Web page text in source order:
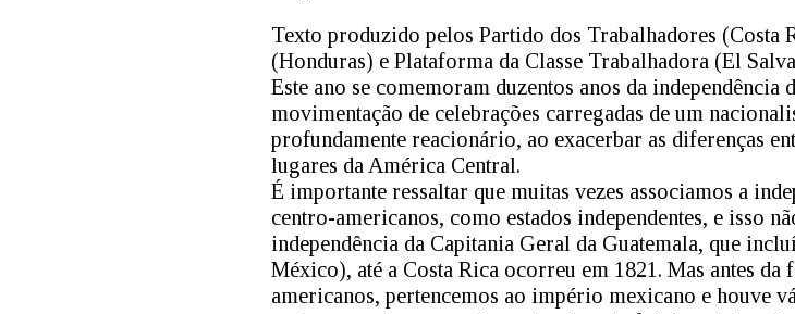
Texto produzido pelos Partido dos Trabalhadores (Costa
(Honduras) e Plataforma da Classe Trabalhadora (El
Este ano se comemoram duzentos anos da
movimentação de celebrações carregadas de um
profundamente reacionário, ao exacerbar as diferenças
lugares da América Central.
É importante ressaltar que muitas vezes associamos a
centro-americanos, como estados independentes, e isso
independência da Capitania Geral da Guatemala, que
México), até a Costa Rica ocorreu em 1821. Mas antes da
americanos, pertencemos ao império mexicano e houve